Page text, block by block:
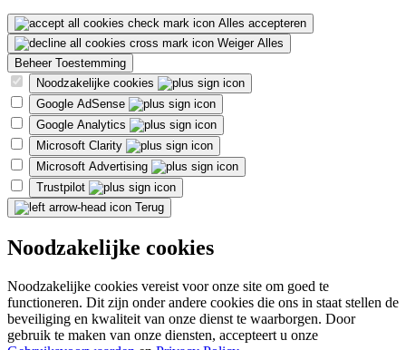
Alles accepteren
Weiger Alles
Beheer Toestemming
Noodzakelijke cookies
Google AdSense
Google Analytics
Microsoft Clarity
Microsoft Advertising
Trustpilot
Terug
Noodzakelijke cookies
Noodzakelijke cookies vereist voor onze site om goed te
functioneren. Dit zijn onder andere cookies die ons in staat stellen de
beveiliging en kwaliteit van onze dienst te waarborgen. Door
gebruik te maken van onze diensten, accepteert u onze